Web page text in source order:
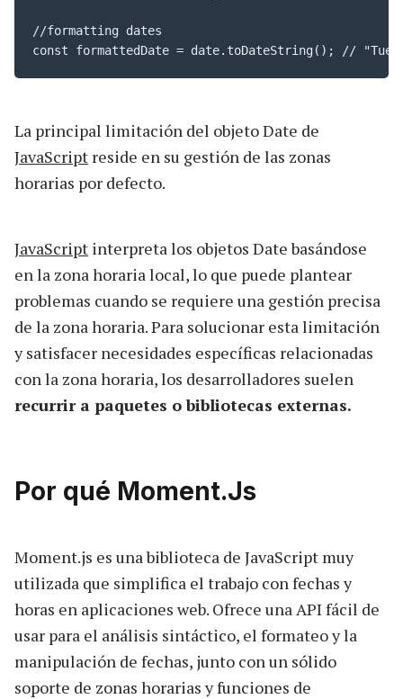
//formatting dates
const formattedDate = date.toDateString(); // "Tue
La principal limitación del objeto Date de
JavaScript reside en su gestión de las zonas
horarias por defecto.
JavaScript interpreta los objetos Date basándose
en la zona horaria local, lo que puede plantear
problemas cuando se requiere una gestión precisa
de la zona horaria. Para solucionar esta limitación
y satisfacer necesidades específicas relacionadas
con la zona horaria, los desarrolladores suelen
recurrir a paquetes o bibliotecas externas.
Por qué Moment.Js
Moment.js es una biblioteca de JavaScript muy
utilizada que simplifica el trabajo con fechas y
horas en aplicaciones web. Ofrece una API fácil de
usar para el análisis sintáctico, el formateo y la
manipulación de fechas, junto con un sólido
soporte de zonas horarias y funciones de